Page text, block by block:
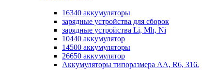
16340 аккумуляторы
зарядные устройства для сборок
зарядные устройства Li, Mh, Ni
10440 аккумулятор
14500 аккумуляторы
26650 аккумулятор
Аккумуляторы типоразмера АА, R6, 316.